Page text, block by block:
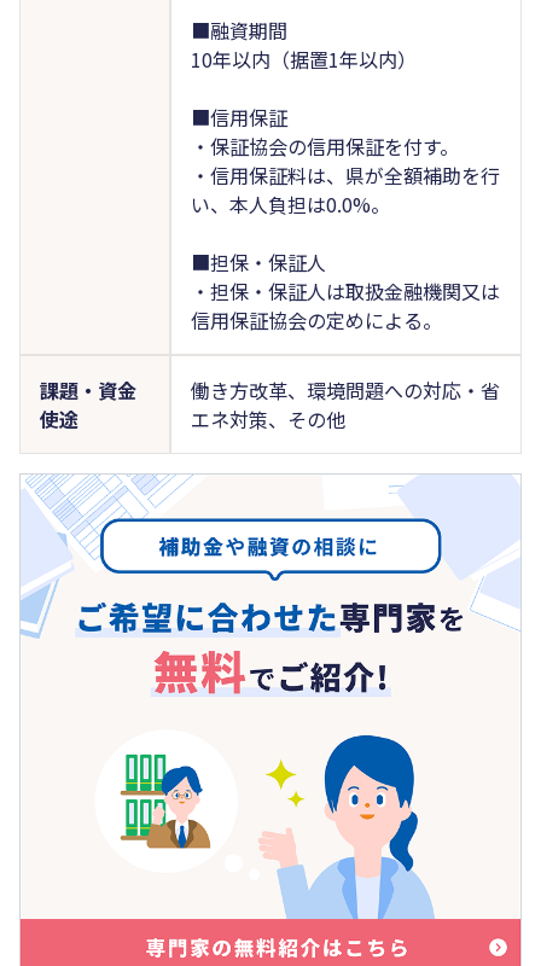
■融資期間
10年以内（据置1年以内）
■信用保証
・保証協会の信用保証を付す。
・信用保証料は、県が全額補助を行
い、本人負担は0.0%。
■担保・保証人
・担保・保証人は取扱金融機関又は
信用保証協会の定めによる。
課題・資金
使途
働き方改革、環境問題への対応・省
エネ対策、その他